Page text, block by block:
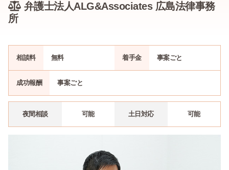
弁護士法人ALG&Associates 広島法律事務
所
相談料 無料 着手金 事案ごと
成功報酬 事案ごと
夜間相談 可能 土日対応 可能